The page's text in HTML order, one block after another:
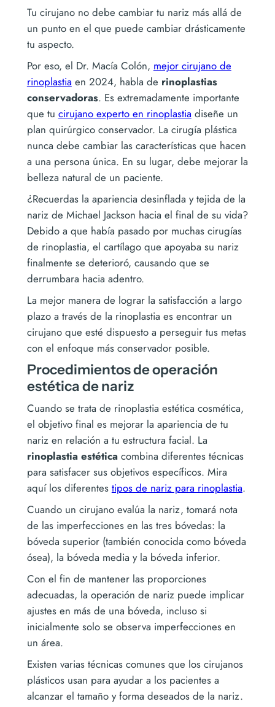
Tu cirujano no debe cambiar tu nariz más allá de
un punto en el que puede cambiar drásticamente
tu aspecto.
Por eso, el Dr. Macía Colón, mejor cirujano de
rinoplastia en 2024, habla de rinoplastias
conservadoras. Es extremadamente importante
que tu cirujano experto en rinoplastia diseñe un
plan quirúrgico conservador. La cirugía plástica
nunca debe cambiar las características que hacen
a una persona única. En su lugar, debe mejorar la
belleza natural de un paciente.
¿Recuerdas la apariencia desinflada y tejida de la
nariz de Michael Jackson hacia el final de su vida?
Debido a que había pasado por muchas cirugías
de rinoplastia, el cartílago que apoyaba su nariz
finalmente se deterioró, causando que se
derrumbara hacia adentro.
La mejor manera de lograr la satisfacción a largo
plazo a través de la rinoplastia es encontrar un
cirujano que esté dispuesto a perseguir tus metas
con el enfoque más conservador posible.
Procedimientos de operación
estética de nariz
Cuando se trata de rinoplastia estética cosmética,
el objetivo final es mejorar la apariencia de tu
nariz en relación a tu estructura facial. La
rinoplastia estéticacombina diferentes técnicas
para satisfacer sus objetivos específicos. Mira
aquí los diferentes tipos de nariz para rinoplastia.
Cuando un cirujano evalúa la nariz, tomará nota
de las imperfecciones en las tres bóvedas: la
bóveda superior (también conocida como bóveda
ósea), la bóveda media y la bóveda inferior.
Con el fin de mantener las proporciones
adecuadas, la operación de nariz puede implicar
ajustes en más de una bóveda, incluso si
inicialmente solo se observa imperfecciones en
un área.
Existen varias técnicas comunes que los cirujanos
plásticos usan para ayudar a los pacientes a
alcanzar el tamaño y forma deseados de la nariz.